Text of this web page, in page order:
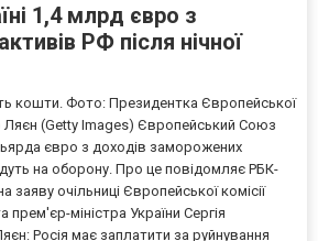
1,4 млрд євро з
РФ після нічної
кошти. Фото: Президентка Європейської
Ляєн (Getty Images) Європейський Союз
євро з доходів заморожених
на оборону. Про це повідомляє РБК-
заяву очільниці Європейської комісії
міністра України Сергія
Росія має заплатити за руйнування